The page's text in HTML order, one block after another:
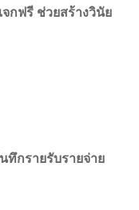
กฟรี ช่วยสร้างวินัย
ทึกรายรับรายจ่าย